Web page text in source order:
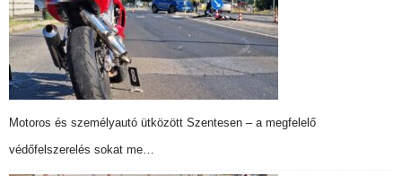
Motoros és személyautó ütközött Szentesen – a megfelelő
védőfelszerelés sokat me…